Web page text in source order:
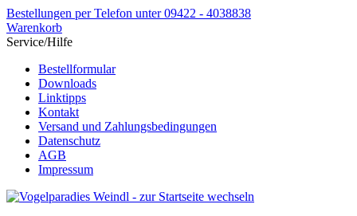
Bestellungen per Telefon unter 09422 - 4038838
Warenkorb
Service/Hilfe
Bestellformular
Downloads
Linktipps
Kontakt
Versand und Zahlungsbedingungen
Datenschutz
AGB
Impressum